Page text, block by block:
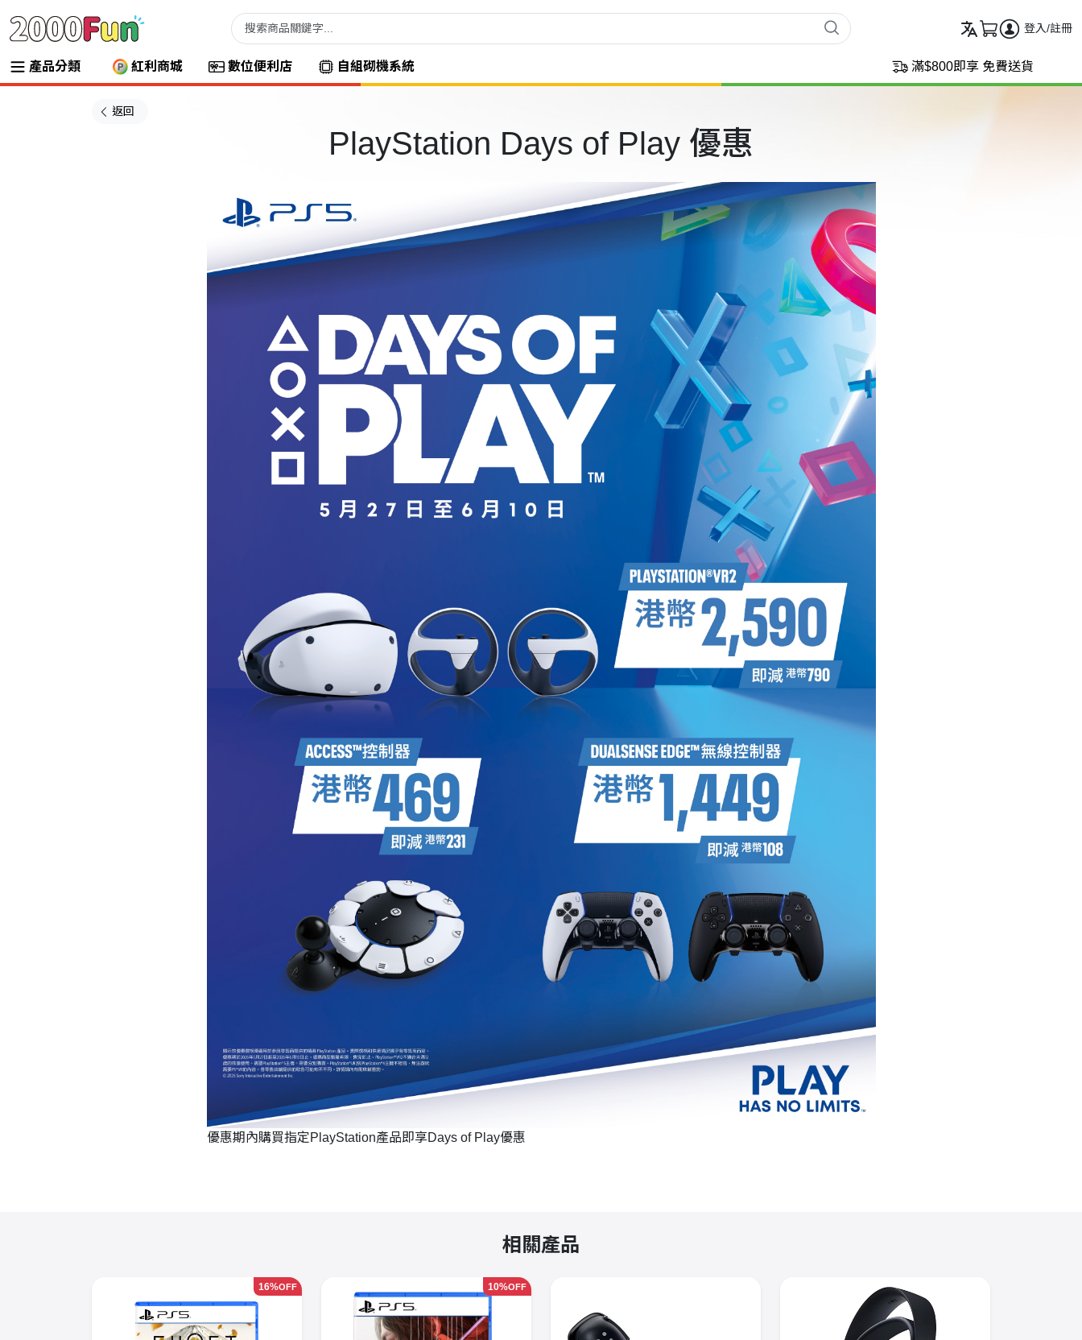
登入/註冊
產品分類 紅利商城 數位便利店 自組砌機系統 滿$800即享 免費送貨
返回
PlayStation Days of Play 優惠
優惠期內購買指定PlayStation產品即享Days of Play優惠
相關產品
16%OFF 10%OFF